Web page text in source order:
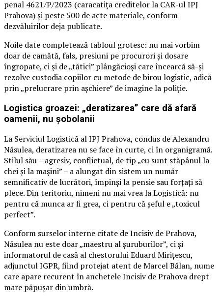
penal 4621/P/2023 (caracatița creditelor la CAR-ul IPJ
Prahova) și peste 500 de acte materiale, conform
dezvăluirilor deja publicate.
Noile date completează tabloul grotesc: nu mai vorbim
doar de camătă, fals, presiuni pe procurori și dosare
îngropate, ci și de „tătici” plângăcioși care încearcă să-și
rezolve custodia copiilor cu metode de birou logistic, adică
prin „prelucrare prin așchiere” de imagine la poliție.
Logistica groazei: „deratizarea” care dă afară
oamenii, nu șobolanii
La Serviciul Logistică al IPJ Prahova, condus de Alexandru
Năsulea, deratizarea nu se face în curte, ci în organigramă.
Stilul său – agresiv, conflictual, de tip „eu sunt stăpânul la
chei și la mașini” – a alungat din sistem un număr
semnificativ de lucrători, împinși la pensie sau forțați să
plece. Din teritoriu, nimeni nu mai vrea la Logistică: nu
pentru că munca ar fi grea, ci pentru că șeful e „toxicul
perfect”.
Conform surselor interne citate de Incisiv de Prahova,
Năsulea nu este doar „maestru al șuruburilor”, ci și
informatorul de casă al chestorului Eduard Mirițescu,
adjunctul IGPR, fiind protejat atent de Marcel Bălan, nume
care apare recurent în anchetele Incisiv de Prahova drept
mare păpușar din umbră.